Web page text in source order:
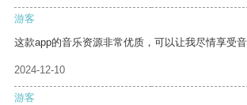
游客
这款app的音乐资源非常优质，可以让我尽情享受音
2024-12-10
游客